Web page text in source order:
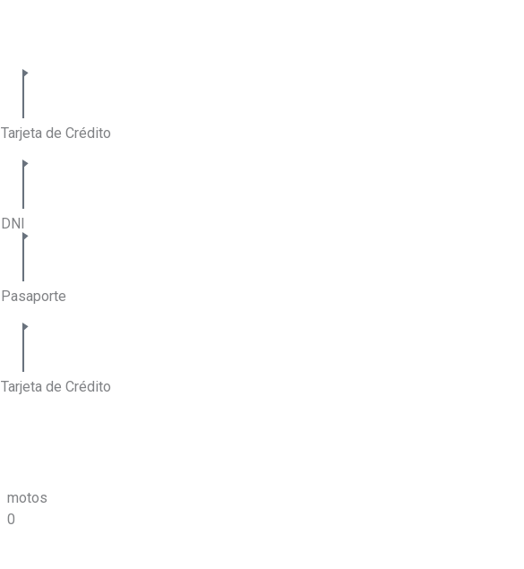
Tarjeta de Crédito
DNI
Pasaporte
Tarjeta de Crédito
motos
0